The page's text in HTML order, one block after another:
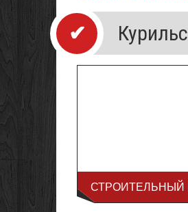
СТРОИТЕЛЬНЫЙ